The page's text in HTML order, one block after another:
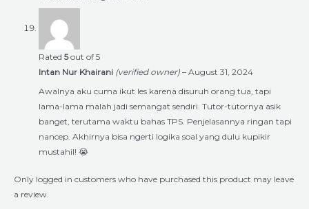
Rated 5out of 5
Intan Nur Khairani (verified owner) – August 31, 2024
Awalnya aku cuma ikut les karena disuruh orang tua, tapi
lama-lama malah jadi semangat sendiri. Tutor-tutornya asik
banget, terutama waktu bahas TPS. Penjelasannya ringan tapi
nancep. Akhirnya bisa ngerti logika soal yang dulu kupikir
mustahil! 😭
Only logged in customers who have purchased this product may leave
a review.